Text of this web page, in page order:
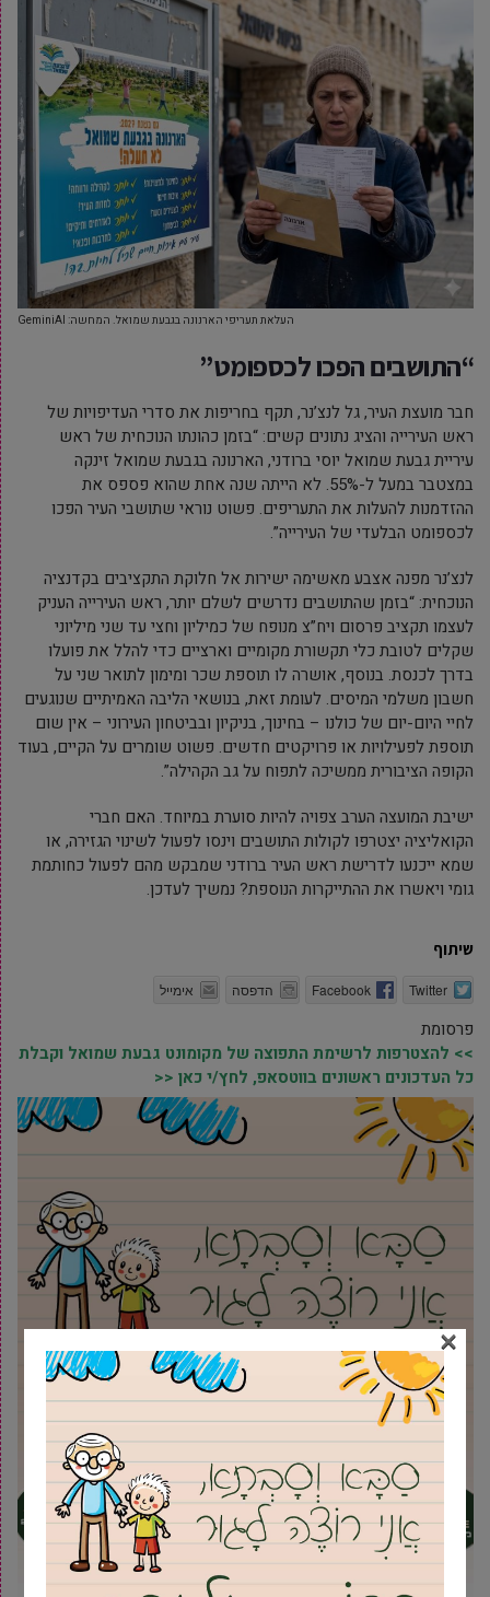
העלאת תעריפי הארנונה בגבעת שמואל. המחשה: GeminiAI
“התושבים הפכו לכספומט”
חבר מועצת העיר, גל לנצ’נר, תקף בחריפות את סדרי העדיפויות של
ראש העירייה והציג נתונים קשים: “בזמן כהונתו הנוכחית של ראש
עיריית גבעת שמואל יוסי ברודני, הארנונה בגבעת שמואל זינקה
במצטבר במעל ל-55%. לא הייתה שנה אחת שהוא פספס את
ההזדמנות להעלות את התעריפים. פשוט נוראי שתושבי העיר הפכו
לכספומט הבלעדי של העירייה”.
לנצ’נר מפנה אצבע מאשימה ישירות אל חלוקת התקציבים בקדנציה
הנוכחית: “בזמן שהתושבים נדרשים לשלם יותר, ראש העירייה העניק
לעצמו תקציב פרסום ויח”צ מנופח של כמיליון וחצי עד שני מיליוני
שקלים לטובת כלי תקשורת מקומיים וארציים כדי להלל את פועלו
בדרך לכנסת. בנוסף, אושרה לו תוספת שכר ומימון לתואר שני על
חשבון משלמי המיסים. לעומת זאת, בנושאי הליבה האמיתיים שנוגעים
לחיי היום-יום של כולנו – בחינוך, בניקיון ובביטחון העירוני – אין שום
תוספת לפעילויות או פרויקטים חדשים. פשוט שומרים על הקיים, בעוד
הקופה הציבורית ממשיכה לתפוח על גב הקהילה”.
ישיבת המועצה הערב צפויה להיות סוערת במיוחד. האם חברי
הקואליציה יצטרפו לקולות התושבים וינסו לפעול לשינוי הגזירה, או
שמא ייכנעו לדרישת ראש העיר ברודני שמבקש מהם לפעול כחותמת
גומי ויאשרו את ההתייקרות הנוספת? נמשיך לעדכן.
שיתוף
Twitter
Facebook הדפסה אימייל
פרסומת
>> להצטרפות לרשימת התפוצה של מקומונט גבעת שמואל וקבלת
כל העדכונים ראשונים בווטסאפ, לחץ/י כאן <<
×